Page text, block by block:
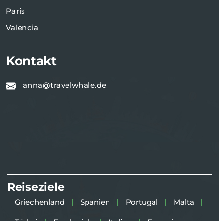
Paris
Valencia
Kontakt
anna@travelwhale.de
Reiseziele
Griechenland Spanien Portugal Malta